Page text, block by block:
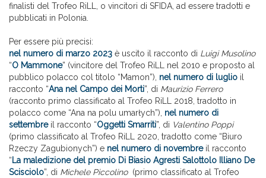
finalisti del Trofeo RiLL, o vincitori di SFIDA, ad essere tradotti e
pubblicati in Polonia.
Per essere più precisi:
nel numero di marzo 2023 è uscito il racconto di Luigi Musolino
“O Mammone” (vincitore del Trofeo RiLL nel 2010 e proposto al
pubblico polacco col titolo “Mamon”), nel numero di luglio il
racconto “Ana nel Campo dei Morti”, di Maurizio Ferrero
(racconto primo classificato al Trofeo RiLL 2018, tradotto in
polacco come “Ana na polu umarłych”), nel numero di
settembreil racconto “Oggetti Smarriti”, di Valentino Poppi
(primo classificato al Trofeo RiLL 2020, tradotto come “Biuro
Rzeczy Zagubionych”) e nel numero di novembreil racconto
“La maledizione del premio Di Biasio Agresti Salottolo Illiano De
Scisciolo”, di Michele Piccolino(primo classificato al Trofeo